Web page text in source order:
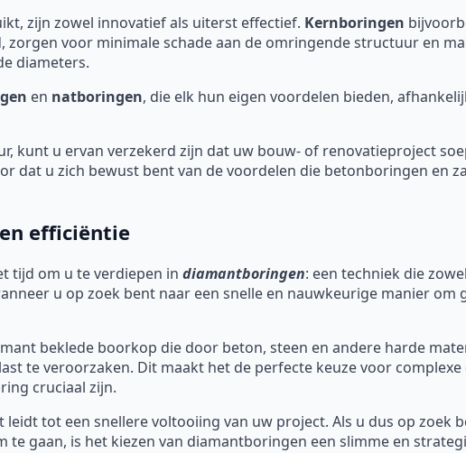
zijn zowel innovatief als uiterst effectief. Kernboringen
voor minimale schade aan de omringende structuur en
diameters.
en natboringen, die elk hun eigen voordelen bieden,
kunt u ervan verzekerd zijn dat uw bouw- of renovatieproject
dat u zich bewust bent van de voordelen die betonboringen en
efficiëntie
tijd om u te verdiepen in diamantboringen: een techniek die
u op zoek bent naar een snelle en nauwkeurige manier om
beklede boorkop die door beton, steen en andere harde
te veroorzaken. Dit maakt het de perfecte keuze voor complexe
cruciaal zijn.
tot een snellere voltooiing van uw project. Als u dus op zoek
gaan, is het kiezen van diamantboringen een slimme en